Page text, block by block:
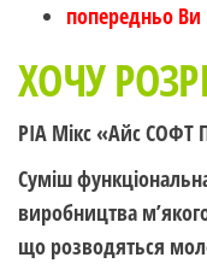
попередньо
ХОЧУ
РІА Мікс «Айс СОФТ
Суміш
виробництва
що розводяться